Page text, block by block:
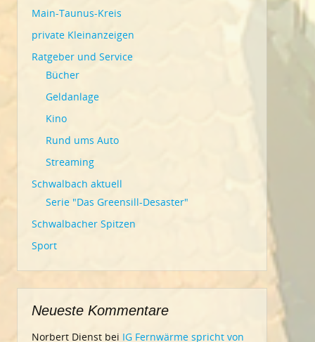
Main-Taunus-Kreis
private Kleinanzeigen
Ratgeber und Service
Bücher
Geldanlage
Kino
Rund ums Auto
Streaming
Schwalbach aktuell
Serie "Das Greensill-Desaster"
Schwalbacher Spitzen
Sport
Neueste Kommentare
Norbert Dienst bei IG Fernwärme spricht von